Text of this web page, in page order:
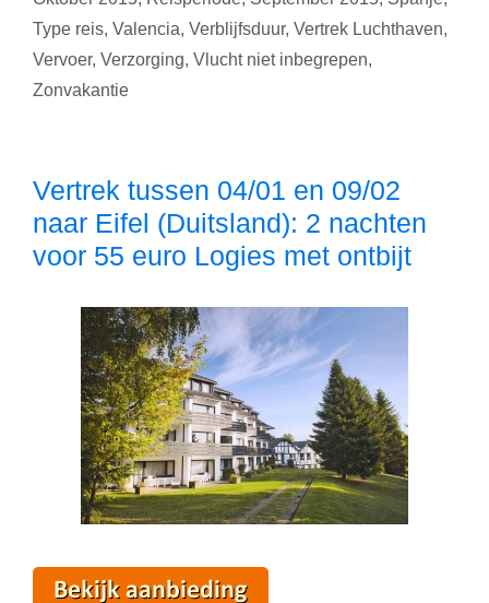
4
weken
Type reis, Valencia, Verblijfsduur, Vertrek Luchthaven,
Vervoer, Verzorging, Vlucht niet inbegrepen,
Zonvakantie
Vertrek tussen 04/01 en 09/02
naar Eifel (Duitsland): 2 nachten
voor 55 euro Logies met ontbijt